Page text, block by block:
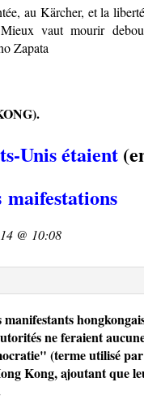
au Kärcher, et la
vaut mourir
Zapata
Unis étaient
@ 10:08
ne feraient
(terme utilisé par
Kong, ajoutant que